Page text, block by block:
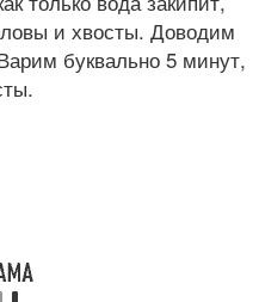
и хвосты. Доводим
буквально 5 минут,